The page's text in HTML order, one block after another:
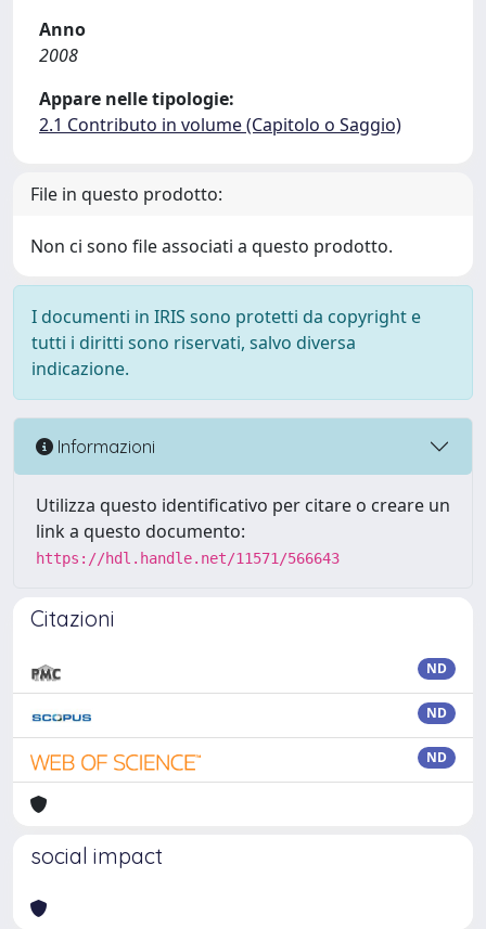
Anno
2008
Appare nelle tipologie:
2.1 Contributo in volume (Capitolo o Saggio)
File in questo prodotto:
Non ci sono file associati a questo prodotto.
I documenti in IRIS sono protetti da copyright e
tutti i diritti sono riservati, salvo diversa
indicazione.
Informazioni
Utilizza questo identificativo per citare o creare un
link a questo documento:
https://hdl.handle.net/11571/566643
Citazioni
ND
ND
ND
social impact